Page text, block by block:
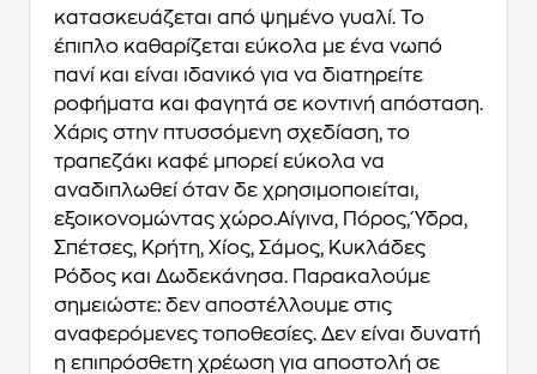
κατασκευάζεται από ψημένο γυαλί. Το
έπιπλο καθαρίζεται εύκολα με ένα νωπό
πανί και είναι ιδανικό για να διατηρείτε
ροφήματα και φαγητά σε κοντινή απόσταση.
Χάρις στην πτυσσόμενη σχεδίαση, το
τραπεζάκι καφέ μπορεί εύκολα να
αναδιπλωθεί όταν δε χρησιμοποιείται,
εξοικονομώντας χώρο.Αίγινα, Πόρος, Ύδρα,
Σπέτσες, Κρήτη, Χίος, Σάμος, Κυκλάδες
Ρόδος και Δωδεκάνησα. Παρακαλούμε
σημειώστε: δεν αποστέλλουμε στις
αναφερόμενες τοποθεσίες. Δεν είναι δυνατή
η επιπρόσθετη χρέωση για αποστολή σε